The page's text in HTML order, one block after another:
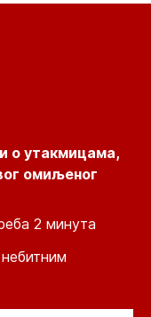
о утакмицама,
омиљеног
2 минута